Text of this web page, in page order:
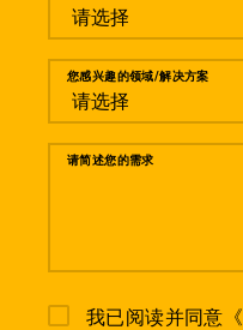
您感兴趣的领域/解决方案
请简述您的需求
我已阅读并同意《